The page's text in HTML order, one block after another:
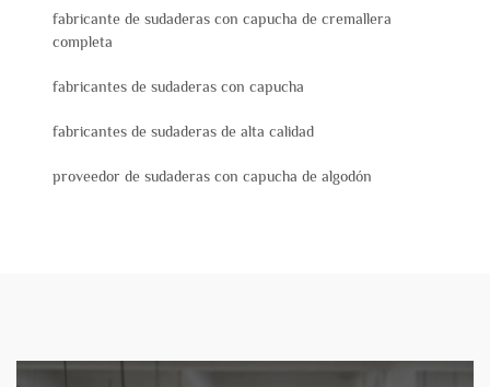
fabricante de sudaderas con capucha de cremallera
completa
fabricantes de sudaderas con capucha
fabricantes de sudaderas de alta calidad
proveedor de sudaderas con capucha de algodón